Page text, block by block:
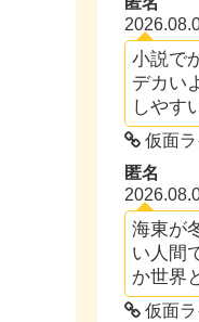
小説で
デカい
しやす
仮面
匿名
海東が
い人間
か世界
仮面